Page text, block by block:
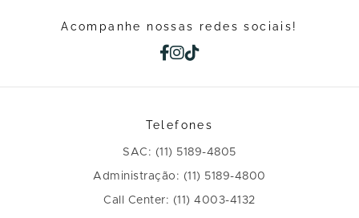
Acompanhe nossas redes sociais!
Telefones
SAC: (11) 5189-4805
Administração: (11) 5189-4800
Call Center: (11) 4003-4132